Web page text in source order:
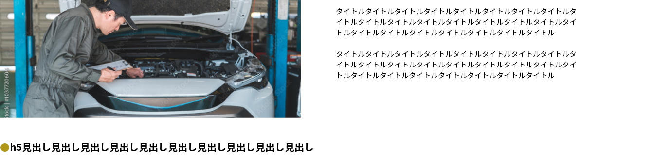
タイトルタイトルタイトルタイトルタイトルタイトルタイトルタイトルタ
イトルタイトルタイトルタイトルタイトルタイトルタイトルタイトルタイ
トルタイトルタイトルタイトルタイトルタイトルタイトルタイトル
タイトルタイトルタイトルタイトルタイトルタイトルタイトルタイトルタ
イトルタイトルタイトルタイトルタイトルタイトルタイトルタイトルタイ
トルタイトルタイトルタイトルタイトルタイトルタイトルタイトル
h5見出し見出し見出し見出し見出し見出し見出し見出し見出し見出し